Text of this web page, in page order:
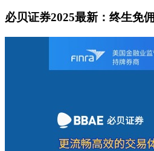
必贝证券2025最新：终生免佣